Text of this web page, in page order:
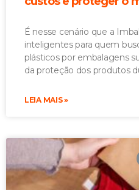
É nesse cenário que a
inteligentes para quem
plásticos por embalagens
da proteção dos produtos
LEIA MAIS »